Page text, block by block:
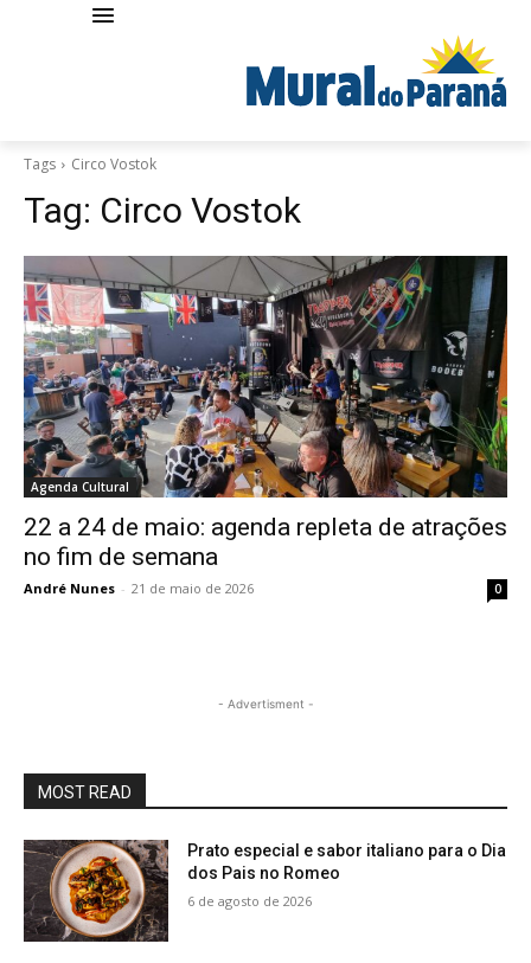
Tags Circo Vostok
Tag: Circo Vostok
Agenda Cultural
22 a 24 de maio: agenda repleta de atrações
no fim de semana
André Nunes - 21 de maio de 2026 0
- Advertisment -
MOST READ
Prato especial e sabor italiano para o Dia
dos Pais no Romeo
6 de agosto de 2026